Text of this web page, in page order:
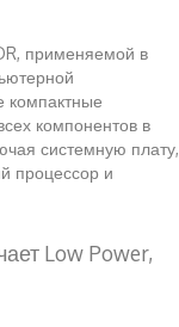
применяемой в
компактные
компонентов в
системную плату,
процессор и
Low Power,